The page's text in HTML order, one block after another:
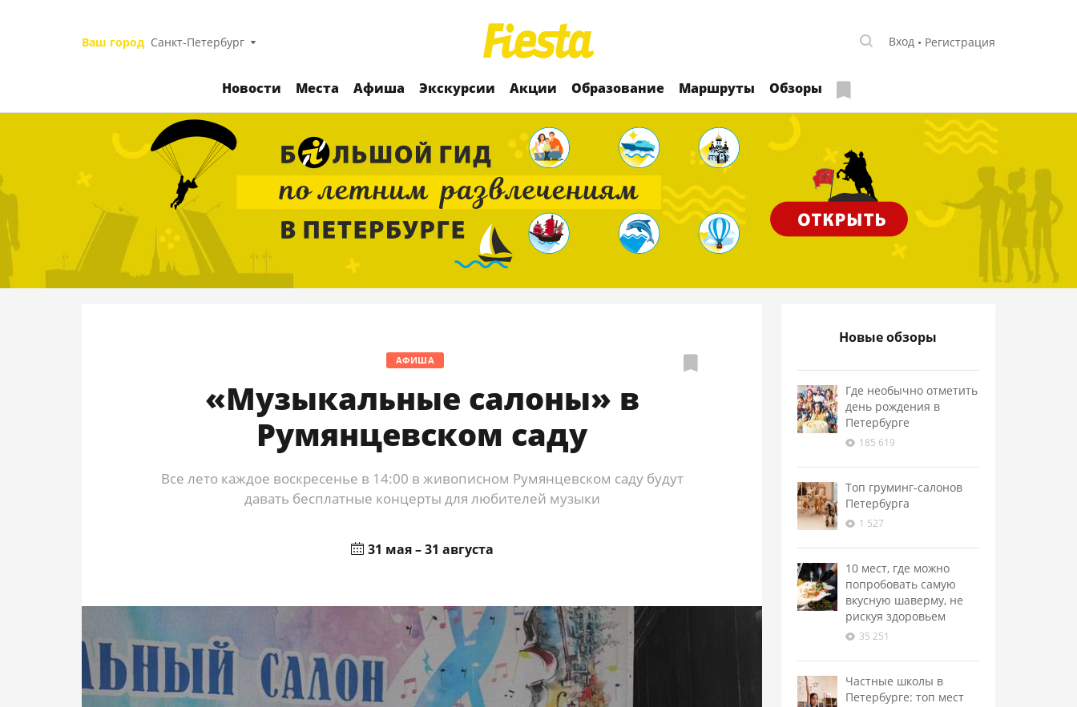
Ваш город Санкт-Петербург Вход Регистрация
Новости Места Афиша Экскурсии Акции Образование Маршруты Обзоры
АФИША
«Музыкальные салоны» в
Румянцевском саду
Все лето каждое воскресенье в 14:00 в живописном Румянцевском саду будут
давать бесплатные концерты для любителей музыки
31 мая – 31 августа
Новые обзоры
Где необычно отметить
день рождения в
Петербурге
185 619
Топ груминг-салонов
Петербурга
1 527
10 мест, где можно
попробовать самую
вкусную шаверму, не
рискуя здоровьем
35 251
Частные школы в
Петербурге: топ мест